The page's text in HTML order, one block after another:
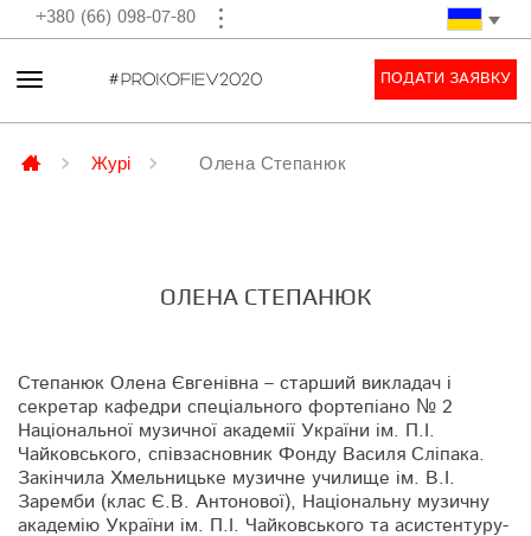
+380 (66) 098-07-80
ПОДАТИ ЗАЯВКУ
Журі Олена Степанюк
ОЛЕНА СТЕПАНЮК
Степанюк Олена Євгенівна – старший викладач і
секретар кафедри спеціального фортепіано № 2
Національної музичної академії України ім. П.І.
Чайковського, співзасновник Фонду Василя Сліпака.
Закінчила Хмельницьке музичне училище ім. В.І.
Заремби (клас Є.В. Антонової), Національну музичну
академію України ім. П.І. Чайковського та асистентуру-